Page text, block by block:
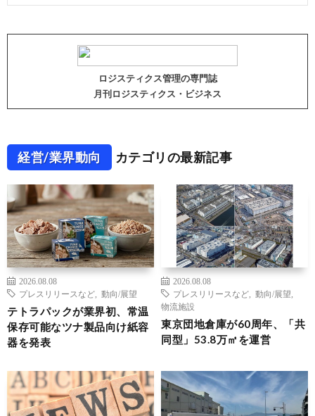
ロジスティクス管理の専門誌
月刊ロジスティクス・ビジネス
経営/業界動向 カテゴリの最新記事
2026.08.08
プレスリリースなど
動向/展望
テトラパックが業界初、常温
保存可能なツナ製品向け紙容
器を発表
2026.08.08
プレスリリースなど
動向/展望
物流施設
東京団地倉庫が60周年、「共
同型」53.8万㎡を運営